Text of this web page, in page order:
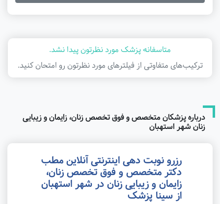
متاسفانه پزشک مورد نظرتون پیدا نشد.
ترکیب‌های متفاوتی از فیلتر‌های مورد نظرتون رو امتحان کنید.
درباره پزشکان متخصص و فوق تخصص زنان، زایمان و زیبایی
زنان شهر استهبان
رزرو نوبت دهی اینترنتی آنلاین مطب
دکتر متخصص و فوق تخصص زنان،
زایمان و زیبایی زنان در شهر استهبان
از سینا پزشک